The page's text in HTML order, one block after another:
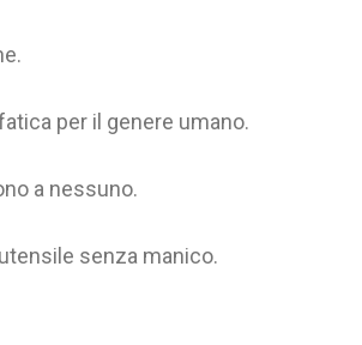
per il genere umano.
a nessuno.
senza manico.